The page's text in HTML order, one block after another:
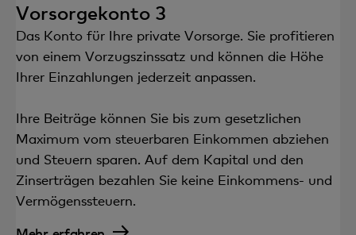
Vorsorgekonto 3
Das Konto für Ihre private Vorsorge. Sie profitieren
von einem Vorzugszinssatz und können die Höhe
Ihrer Einzahlungen jederzeit anpassen.
Ihre Beiträge können Sie bis zum gesetzlichen
Maximum vom steuerbaren Einkommen abziehen
und Steuern sparen. Auf dem Kapital und den
Zinserträgen bezahlen Sie keine Einkommens- und
Vermögenssteuern.